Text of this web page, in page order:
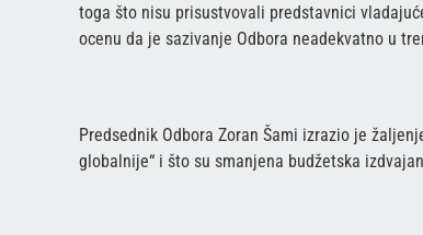
toga što nisu prisustvovali predstavnici
ocenu da je sazivanje Odbora neadekvatno u
Predsednik Odbora Zoran Šami izrazio je
globalnije“ i što su smanjena budžetska